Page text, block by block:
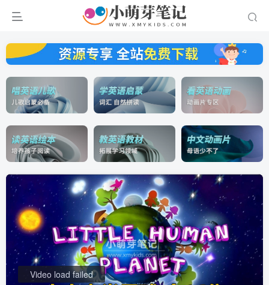
Video load failed